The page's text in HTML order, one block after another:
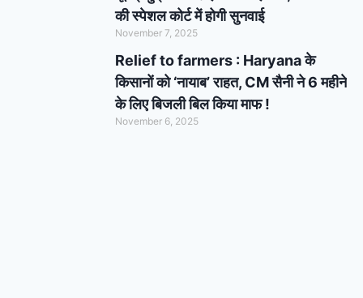
की स्पेशल कोर्ट में होगी सुनवाई
November 7, 2025
Relief to farmers : Haryana के
किसानों को ‘नायाब’ राहत, CM सैनी ने 6 महीने
के लिए बिजली बिल किया माफ !
November 6, 2025